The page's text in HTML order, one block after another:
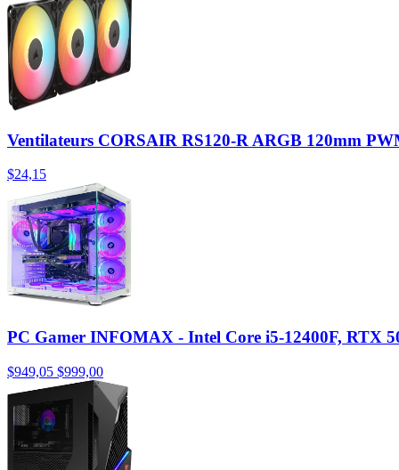
Ventilateurs CORSAIR RS120-R ARGB 120mm
$24,15
PC Gamer INFOMAX - Intel Core i5-12400F, RTX
$949,05 $999,00